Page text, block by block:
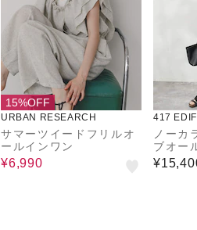
15%OFF
URBAN RESEARCH
サマーツイードフリルオ
ールインワン
¥6,990
417
ノーカ
ブオー